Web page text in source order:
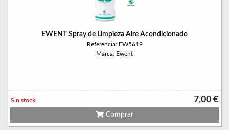
EWENT Spray de Limpieza Aire Acondicionado
Referencia: EW5619
Marca: Ewent
7,00 €
Sin stock
Comprar